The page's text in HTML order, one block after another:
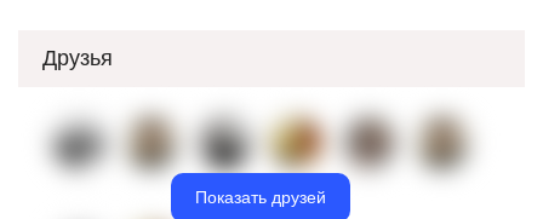
Друзья
Показать друзей